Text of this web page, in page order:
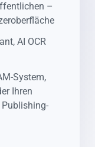
–
AI OCR
System,
Ihren
Publishing-